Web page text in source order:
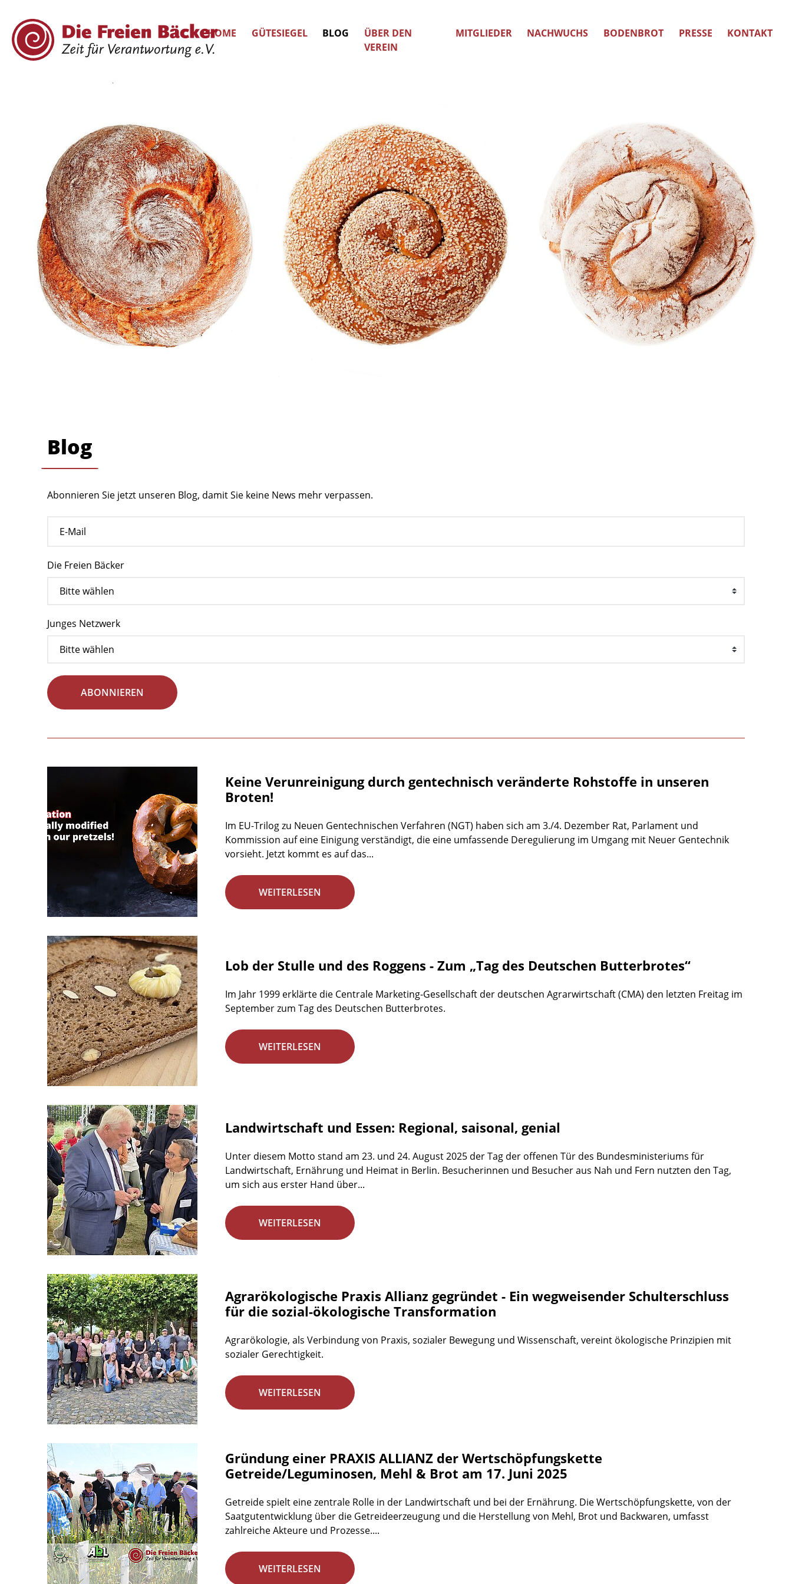
HOME GÜTESIEGEL BLOG
ÜBER DEN
VEREIN
MITGLIEDER NACHWUCHS BODENBROT PRESSE KONTAKT
Blog
Abonnieren Sie jetzt unseren Blog, damit Sie keine News mehr verpassen.
Die Freien Bäcker
Junges Netzwerk
ABONNIEREN
Keine Verunreinigung durch gentechnisch veränderte Rohstoffe in unseren
Broten!
Im EU-Trilog zu Neuen Gentechnischen Verfahren (NGT) haben sich am 3./4. Dezember Rat, Parlament und
Kommission auf eine Einigung verständigt, die eine umfassende Deregulierung im Umgang mit Neuer Gentechnik
vorsieht. Jetzt kommt es auf das...
WEITERLESEN
Lob der Stulle und des Roggens - Zum „Tag des Deutschen Butterbrotes“
Im Jahr 1999 erklärte die Centrale Marketing-Gesellschaft der deutschen Agrarwirtschaft (CMA) den letzten Freitag im
September zum Tag des Deutschen Butterbrotes.
WEITERLESEN
Landwirtschaft und Essen: Regional, saisonal, genial
Unter diesem Motto stand am 23. und 24. August 2025 der Tag der offenen Tür des Bundesministeriums für
Landwirtschaft, Ernährung und Heimat in Berlin. Besucherinnen und Besucher aus Nah und Fern nutzten den Tag,
um sich aus erster Hand über...
WEITERLESEN
Agrarökologische Praxis Allianz gegründet - Ein wegweisender Schulterschluss
für die sozial-ökologische Transformation
Agrarökologie, als Verbindung von Praxis, sozialer Bewegung und Wissenschaft, vereint ökologische Prinzipien mit
sozialer Gerechtigkeit.
WEITERLESEN
Gründung einer PRAXIS ALLIANZ der Wertschöpfungskette
Getreide/Leguminosen, Mehl & Brot am 17. Juni 2025
Getreide spielt eine zentrale Rolle in der Landwirtschaft und bei der Ernährung. Die Wertschöpfungskette, von der
Saatgutentwicklung über die Getreideerzeugung und die Herstellung von Mehl, Brot und Backwaren, umfasst
zahlreiche Akteure und Prozesse....
WEITERLESEN